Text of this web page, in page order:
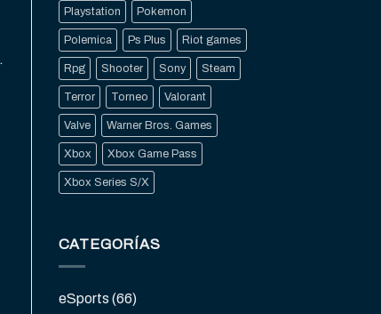
.
Playstation Pokemon
Polemica Ps Plus Riot games
Rpg Shooter Sony Steam
Terror Torneo Valorant
Valve Warner Bros. Games
Xbox Xbox Game Pass
Xbox Series S/X
CATEGORÍAS
eSports (66)